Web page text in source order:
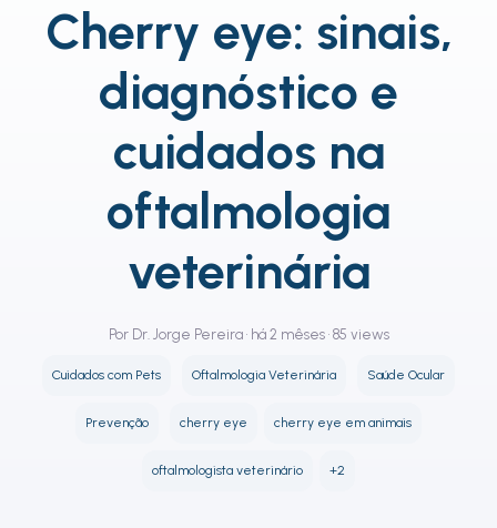
Cherry eye: sinais,
diagnóstico e
cuidados na
oftalmologia
veterinária
Por Dr. Jorge Pereira • há 2 mêses • 85 views
Cuidados com Pets Oftalmologia Veterinária Saúde Ocular
Prevenção cherry eye cherry eye em animais
oftalmologista veterinário +2